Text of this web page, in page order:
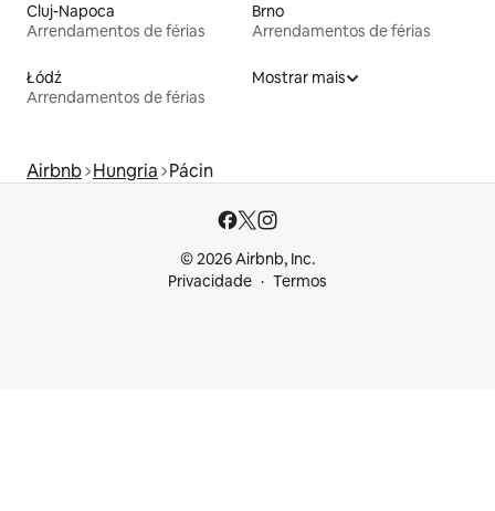
Cluj-Napoca
Arrendamentos de férias
Brno
Arrendamentos de férias
Łódź
Arrendamentos de férias
Mostrar mais
Airbnb Hungria Pácin
© 2026 Airbnb, Inc.
Privacidade
Termos